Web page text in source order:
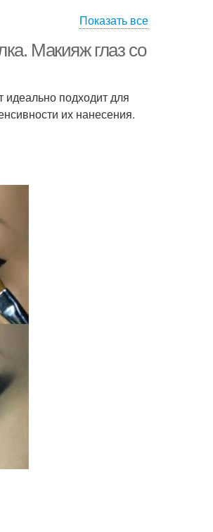
Показать все
Макияж глаз со
подходит для
их нанесения.